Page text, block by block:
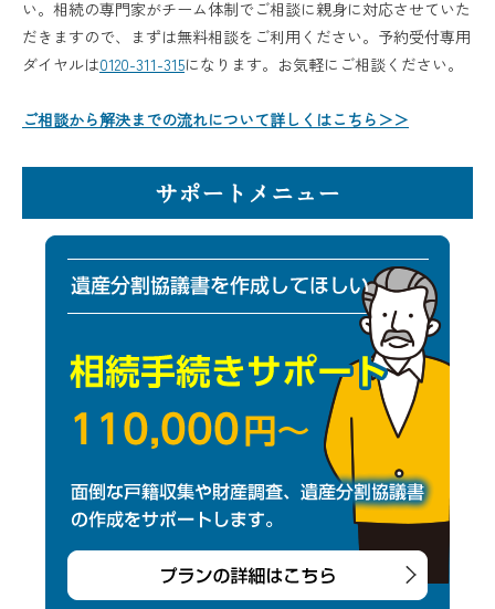
い。相続の専門家がチーム体制でご相談に親身に対応させていた
だきますので、まずは無料相談をご利用ください。予約受付専用
ダイヤルは0120-311-315になります。お気軽にご相談ください。
ご相談から解決までの流れについて詳しくはこちら＞＞
サポートメニュー